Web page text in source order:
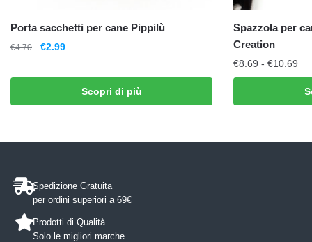
Porta sacchetti per cane Pippilù
€4.70 €2.99
Scopri di più
Spazzola per
Creation
€8.69 - €10.69
Spedizione Gratuita
per ordini superiori a 69€
Prodotti di Qualità
Solo le migliori marche